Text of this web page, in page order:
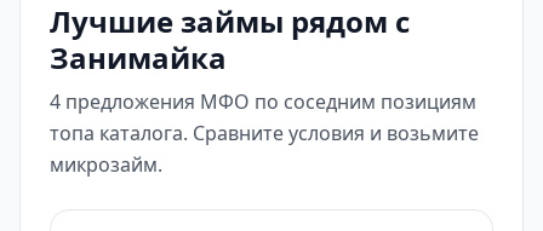
Лучшие займы рядом с
Занимайка
4 предложения МФО по соседним позициям
топа каталога. Сравните условия и возьмите
микрозайм.